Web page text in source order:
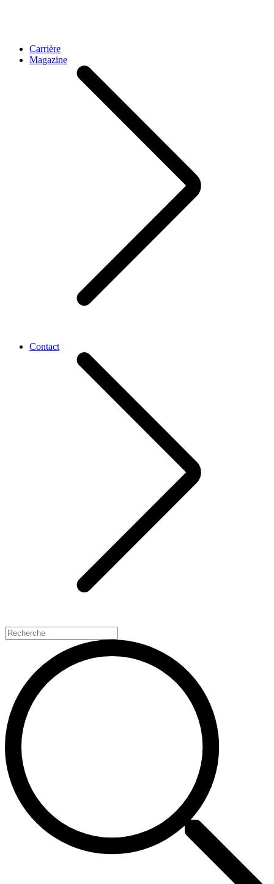
Carrière
Magazine
Contact